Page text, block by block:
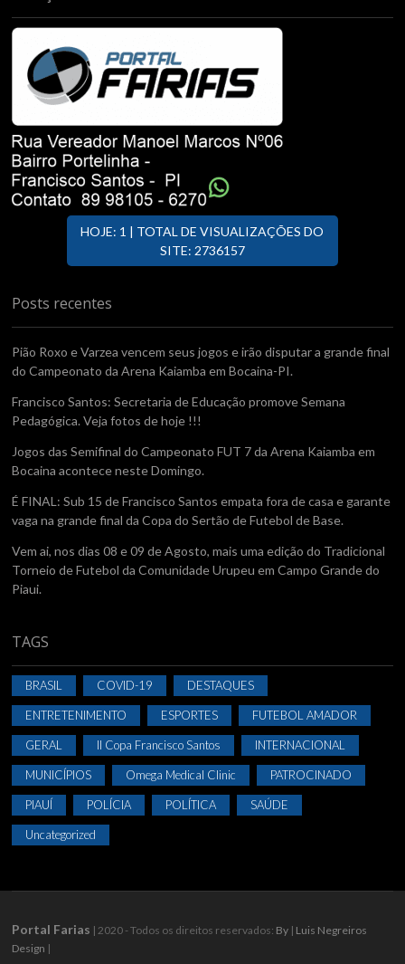
HOJE: 1 | TOTAL DE VISUALIZAÇÕES DO
SITE: 2736157
Posts recentes
Pião Roxo e Varzea vencem seus jogos e irão disputar a grande final
do Campeonato da Arena Kaiamba em Bocaina-PI.
Francisco Santos: Secretaria de Educação promove Semana
Pedagógica. Veja fotos de hoje !!!
Jogos das Semifinal do Campeonato FUT 7 da Arena Kaiamba em
Bocaina acontece neste Domingo.
É FINAL: Sub 15 de Francisco Santos empata fora de casa e garante
vaga na grande final da Copa do Sertão de Futebol de Base.
Vem ai, nos dias 08 e 09 de Agosto, mais uma edição do Tradicional
Torneio de Futebol da Comunidade Urupeu em Campo Grande do
Piaui.
TAGS
BRASIL COVID-19 DESTAQUES
ENTRETENIMENTO ESPORTES FUTEBOL AMADOR
GERAL II Copa Francisco Santos INTERNACIONAL
MUNICÍPIOS Omega Medical Clinic PATROCINADO
PIAUÍ POLÍCIA POLÍTICA SAÚDE
Uncategorized
Portal Farias | 2020 - Todos os direitos reservados: By | Luis Negreiros
Design |